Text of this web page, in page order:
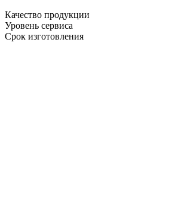
Качество продукции
Уровень сервиса
Срок изготовления